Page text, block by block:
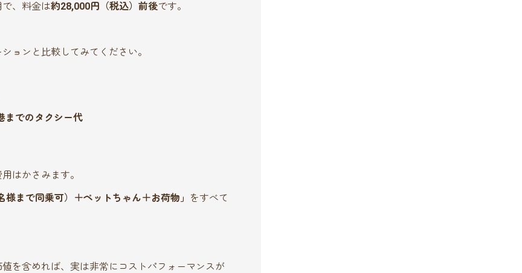
で、料金は約28,000円（税込）前後です。
ョンと比較してみてください。
までのタクシー代
はかさみます。
様まで同乗可）＋ペットちゃん＋お荷物」
をすべて
を含めれば、実は非常にコストパフォーマンスが